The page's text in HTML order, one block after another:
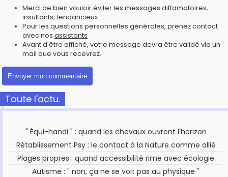
Merci de bien vouloir éviter les messages diffamatoires,
insultants, tendancieux...
Pour les questions personnelles générales, prenez contact
avec nos assistants
Avant d'être affiché, votre message devra être validé via un
mail que vous recevrez.
Toute l'actu.
" Équi-handi " : quand les chevaux ouvrent l'horizon
Rétablissement Psy : le contact à la Nature comme allié
Plages propres : quand accessibilité rime avec écologie
Autisme : " non, ça ne se voit pas au physique "